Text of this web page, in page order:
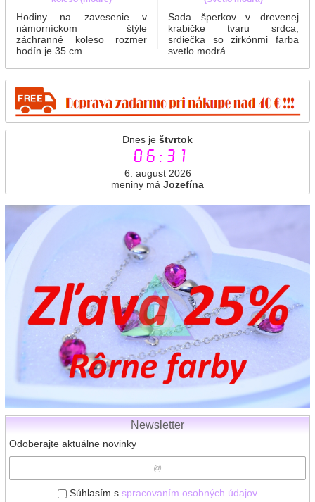
Dnes je štvrtok
06:31
6. august 2026
meniny má Jozefína
Newsletter
Odoberajte aktuálne novinky
Súhlasím s spracovaním osobných údajov
Hodiny na zavesenie v
námorníckom štýle
záchranné koleso rozmer
hodín je 35 cm
Sada šperkov v drevenej
krabičke tvaru srdca,
srdiečka so zirkónmi farba
svetlo modrá